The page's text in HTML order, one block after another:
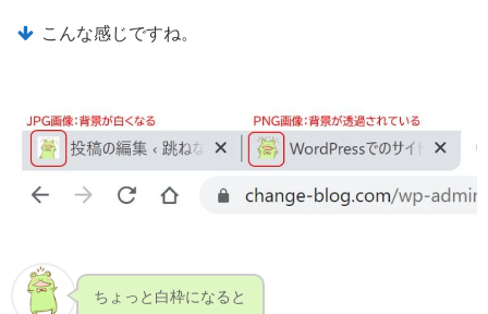
こんな感じですね。
ちょっと白枠になると